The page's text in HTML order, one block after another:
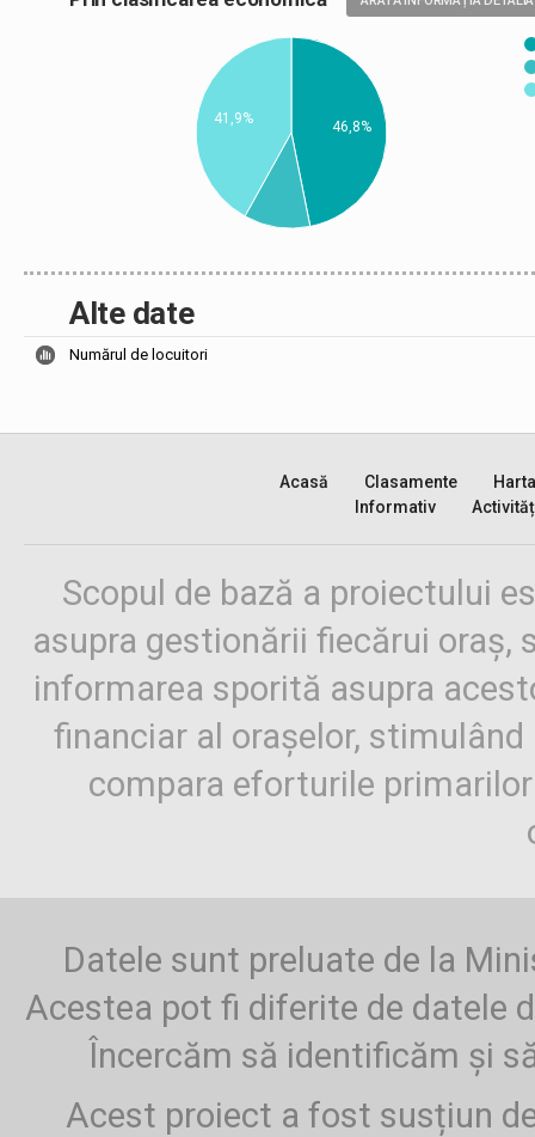
46,8%
41,9%
Alte date
Numărul de locuitori
Acasă Clasamente
Harta
Informativ
Scopul de bază a proiectului
asupra gestionării fiecărui oraș,
informarea sporită asupra
financiar al orașelor,
compara eforturile
Datele sunt preluate de la
Acestea pot fi diferite de datele
Încercăm să identificăm și
Acest proiect a fost susțiun